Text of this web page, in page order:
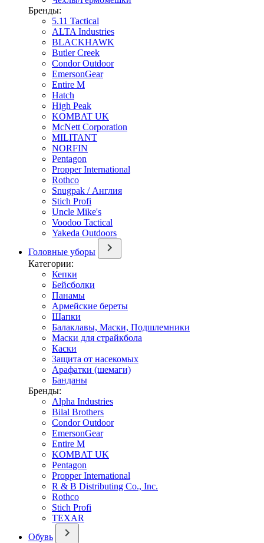
Бренды:
5.11 Tactical
ALTA Industries
BLACKHAWK
Butler Creek
Condor Outdoor
EmersonGear
Entire M
Hatch
High Peak
KOMBAT UK
McNett Corporation
MILITANT
NORFIN
Pentagon
Propper International
Rothco
Snugpak / Англия
Stich Profi
Uncle Mike's
Voodoo Tactical
Yakeda Outdoors
Головные уборы
Категории:
Кепки
Бейсболки
Панамы
Армейские береты
Шапки
Балаклавы, Маски, Подшлемники
Маски для страйкбола
Каски
Защита от насекомых
Арафатки (шемаги)
Банданы
Бренды:
Alpha Industries
Bilal Brothers
Condor Outdoor
EmersonGear
Entire M
KOMBAT UK
Pentagon
Propper International
R & B Distributing Co., Inc.
Rothco
Stich Profi
TEXAR
Обувь